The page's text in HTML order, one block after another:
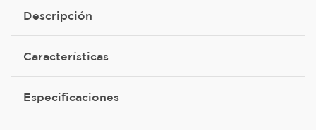
Descripción
Características
Especificaciones